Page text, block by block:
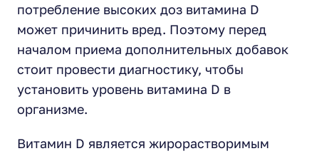
потребление высоких доз витамина D
может причинить вред. Поэтому перед
началом приема дополнительных добавок
стоит провести диагностику, чтобы
установить уровень витамина D в
организме.
Витамин D является жирорастворимым